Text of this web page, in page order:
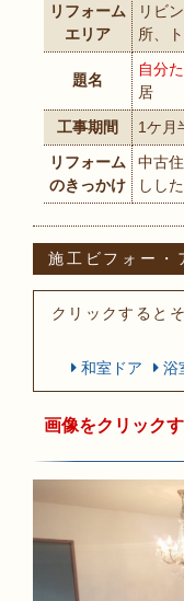
リフォーム
エリア
リビ
所、
題名
自分
居
工事期間
1ケ月
リフォーム
のきっかけ
中古
しし
施工ビフォー・
クリックすると
和室ドア 浴
画像をクリック